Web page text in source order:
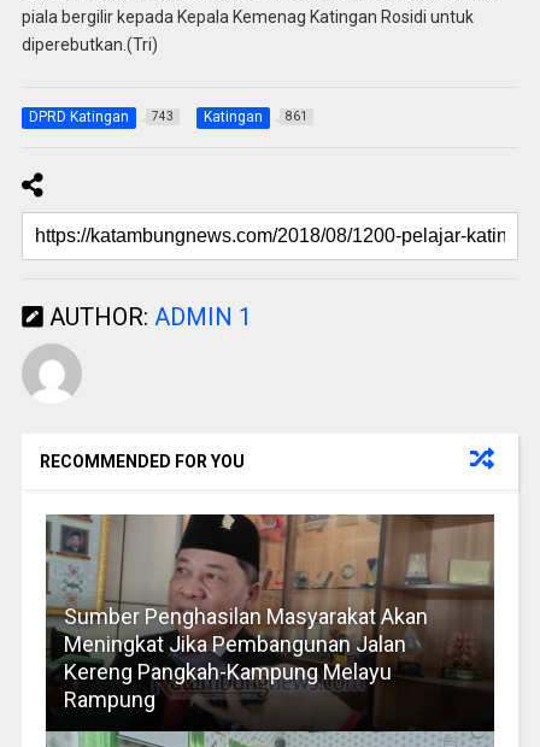
piala bergilir kepada Kepala Kemenag Katingan Rosidi untuk
diperebutkan.(Tri)
DPRD Katingan 743 Katingan 861
AUTHOR: ADMIN 1
RECOMMENDED FOR YOU
Sumber Penghasilan Masyarakat Akan
Meningkat Jika Pembangunan Jalan
Kereng Pangkah-Kampung Melayu
Rampung